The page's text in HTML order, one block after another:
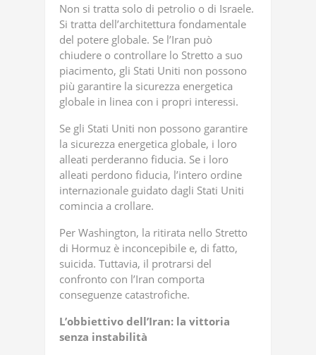
Non si tratta solo di petrolio o di Israele.
Si tratta dell’architettura fondamentale
del potere globale. Se l’Iran può
chiudere o controllare lo Stretto a suo
piacimento, gli Stati Uniti non possono
più garantire la sicurezza energetica
globale in linea con i propri interessi.
Se gli Stati Uniti non possono garantire
la sicurezza energetica globale, i loro
alleati perderanno fiducia. Se i loro
alleati perdono fiducia, l’intero ordine
internazionale guidato dagli Stati Uniti
comincia a crollare.
Per Washington, la ritirata nello Stretto
di Hormuz è inconcepibile e, di fatto,
suicida. Tuttavia, il protrarsi del
confronto con l’Iran comporta
conseguenze catastrofiche.
L’obbiettivo dell’Iran: la vittoria
senza instabilità